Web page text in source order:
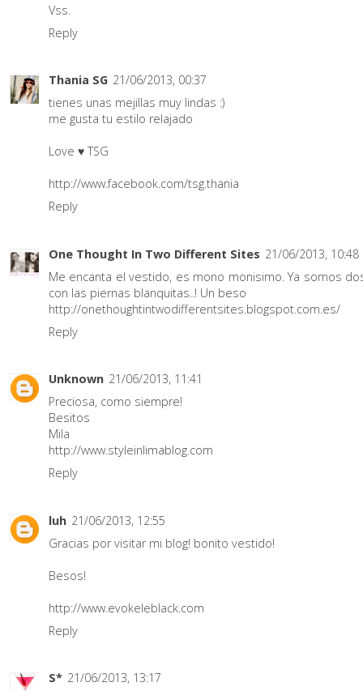
Vss.
Reply
Thania SG 21/06/2013, 00:37
tienes unas mejillas muy lindas :)
me gusta tu estilo relajado
Love ♥ TSG
http://www.facebook.com/tsg.thania
Reply
One Thought In Two Different Sites 21/06/2013, 10:48
Me encanta el vestido, es mono monisimo. Ya somos
con las piernas blanquitas..! Un beso
http://onethoughtintwodifferentsites.blogspot.com.es/
Reply
Unknown 21/06/2013, 11:41
Preciosa, como siempre!
Besitos
Mila
http://www.styleinlimablog.com
Reply
luh 21/06/2013, 12:55
Gracias por visitar mi blog! bonito vestido!
Besos!
http://www.evokeleblack.com
Reply
S* 21/06/2013, 13:17